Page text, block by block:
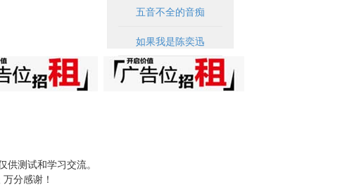
五音不全的音痴
如果我是陈奕迅
测试和学习交流。
分感谢！